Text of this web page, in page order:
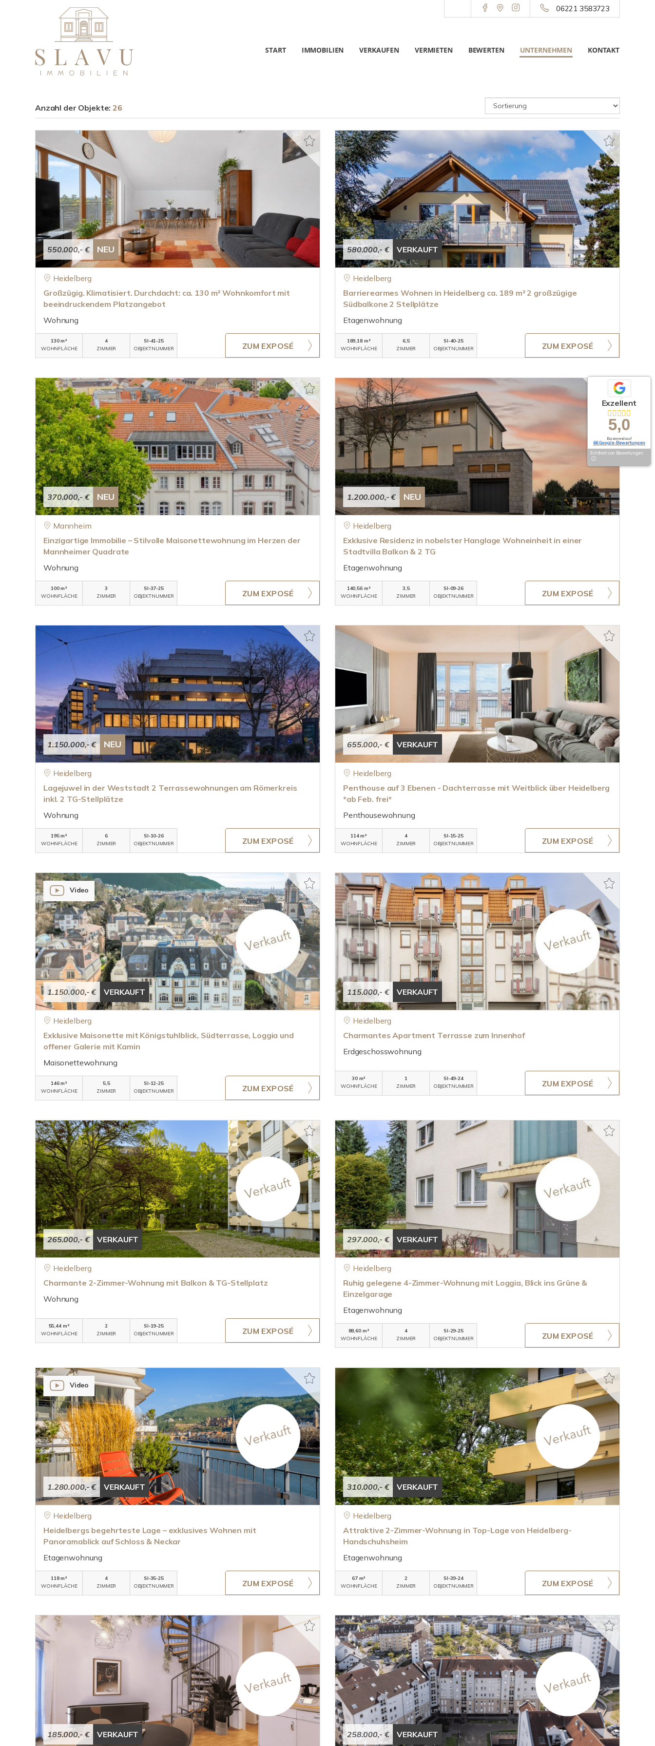
06221 3583723
START IMMOBILIEN VERKAUFEN VERMIETEN BEWERTEN UNTERNEHMEN KONTAKT
Anzahl der Objekte:26
550.000,- € NEU
Heidelberg
Großzügig. Klimatisiert. Durchdacht: ca. 130 m² Wohnkomfort mit
beeindruckendem Platzangebot
Wohnung
130 m²
WOHNFLÄCHE
4
ZIMMER
SI-41-25
OBJEKTNUMMER
ZUM EXPOSÉ
580.000,- € VERKAUFT
Heidelberg
Barrierearmes Wohnen in Heidelberg ca. 189 m² 2 großzügige
Südbalkone 2 Stellplätze
Etagenwohnung
189,18 m²
WOHNFLÄCHE
6,5
ZIMMER
SI-40-25
OBJEKTNUMMER
ZUM EXPOSÉ
370.000,- € NEU
Mannheim
Einzigartige Immobilie – Stilvolle Maisonettewohnung im Herzen der
Mannheimer Quadrate
Wohnung
100 m²
WOHNFLÄCHE
3
ZIMMER
SI-37-25
OBJEKTNUMMER
ZUM EXPOSÉ
1.200.000,- € NEU
Heidelberg
Exklusive Residenz in nobelster Hanglage Wohneinheit in einer
Stadtvilla Balkon & 2 TG
Etagenwohnung
140,56 m²
WOHNFLÄCHE
3,5
ZIMMER
SI-09-26
OBJEKTNUMMER
ZUM EXPOSÉ
1.150.000,- € NEU
Heidelberg
Lagejuwel in der Weststadt 2 Terrassewohnungen am Römerkreis
inkl. 2 TG-Stellplätze
Wohnung
195 m²
WOHNFLÄCHE
6
ZIMMER
SI-10-26
OBJEKTNUMMER
ZUM EXPOSÉ
655.000,- € VERKAUFT
Heidelberg
Penthouse auf 3 Ebenen - Dachterrasse mit Weitblick über Heidelberg
*ab Feb. frei*
Penthousewohnung
114 m²
WOHNFLÄCHE
4
ZIMMER
SI-15-25
OBJEKTNUMMER
ZUM EXPOSÉ
1.150.000,- € VERKAUFT
Video
Heidelberg
Exklusive Maisonette mit Königstuhlblick, Südterrasse, Loggia und
offener Galerie mit Kamin
Maisonettewohnung
146 m²
WOHNFLÄCHE
5,5
ZIMMER
SI-12-25
OBJEKTNUMMER
ZUM EXPOSÉ
115.000,- € VERKAUFT
Heidelberg
Charmantes Apartment Terrasse zum Innenhof
Erdgeschosswohnung
30 m²
WOHNFLÄCHE
1
ZIMMER
SI-49-24
OBJEKTNUMMER
ZUM EXPOSÉ
265.000,- € VERKAUFT
Heidelberg
Charmante 2-Zimmer-Wohnung mit Balkon & TG-Stellplatz
Wohnung
55,44 m²
WOHNFLÄCHE
2
ZIMMER
SI-19-25
OBJEKTNUMMER
ZUM EXPOSÉ
297.000,- € VERKAUFT
Heidelberg
Ruhig gelegene 4-Zimmer-Wohnung mit Loggia, Blick ins Grüne &
Einzelgarage
Etagenwohnung
88,60 m²
WOHNFLÄCHE
4
ZIMMER
SI-29-25
OBJEKTNUMMER
ZUM EXPOSÉ
1.280.000,- € VERKAUFT
Video
Heidelberg
Heidelbergs begehrteste Lage – exklusives Wohnen mit
Panoramablick auf Schloss & Neckar
Etagenwohnung
118 m²
WOHNFLÄCHE
4
ZIMMER
SI-35-25
OBJEKTNUMMER
ZUM EXPOSÉ
310.000,- € VERKAUFT
Heidelberg
Attraktive 2-Zimmer-Wohnung in Top-Lage von Heidelberg-
Handschuhsheim
Etagenwohnung
67 m²
WOHNFLÄCHE
2
ZIMMER
SI-39-24
OBJEKTNUMMER
ZUM EXPOSÉ
185.000,- € VERKAUFT 258.000,- € VERKAUFT
Exzellent
5,0
Basierend auf
66 Google-Bewertungen
Echtheit von Bewertungen